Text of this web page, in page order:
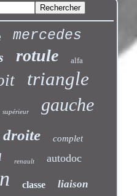
mercedes
rotule alfa
triangle
supérieur gauche
droite complet
renault autodoc
classe liaison